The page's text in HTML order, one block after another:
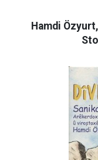
Hamdi